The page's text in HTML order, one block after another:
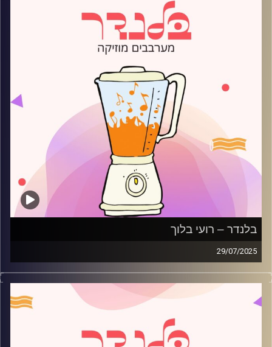
בלנדר – רועי בלוך
29/07/2025
מוזיקה רגועה לפתוח איתה את הבוקר בהגשת רועי בלוך
קרדיט תמונות:
AudioVersity